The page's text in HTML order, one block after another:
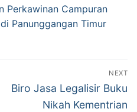
Perkawinan Campuran
Panunggangan Timur
NEXT
Next
Biro Jasa Legalisir Buku
Nikah Kementrian